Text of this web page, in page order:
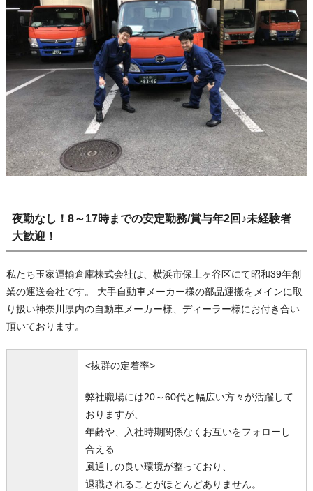
夜勤なし！8～17時までの安定勤務/賞与年2回♪未経験者
大歓迎！
私たち玉家運輸倉庫株式会社は、横浜市保土ヶ谷区にて昭和39年創
業の運送会社です。 大手自動車メーカー様の部品運搬をメインに取
り扱い神奈川県内の自動車メーカー様、ディーラー様にお付き合い
頂いております。
<抜群の定着率>
弊社職場には20～60代と幅広い方々が活躍して
おりますが、
年齢や、入社時期関係なくお互いをフォローし
合える
風通しの良い環境が整っており、
退職されることがほとんどありません。